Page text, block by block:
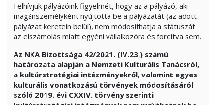
Felhívjuk pályázóink figyelmét, hogy az a pályázó, aki
magánszemélyként nyújtotta be a pályázatát (az adott
pályázat keretein belül), nem módosíthatja a státuszát
az elszámolás miatt egyéni vállalkozóra és fordítva sem.
Az NKA Bizottsága 42/2021. (IV.23.) számú
határozata alapján a Nemzeti Kulturális Tanácsról,
a kultúrstratégiai intézményekről, valamint egyes
kulturális vonatkozású törvények módosításáról
szóló 2019. évi CXXIV. törvény szerinti